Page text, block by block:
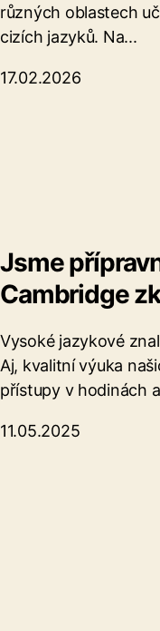
různých oblastech
cizích jazyků. Na...
17.02.2026
Jsme
Cambridge
Vysoké jazykové
Aj, kvalitní výuka
přístupy v hodinách
11.05.2025